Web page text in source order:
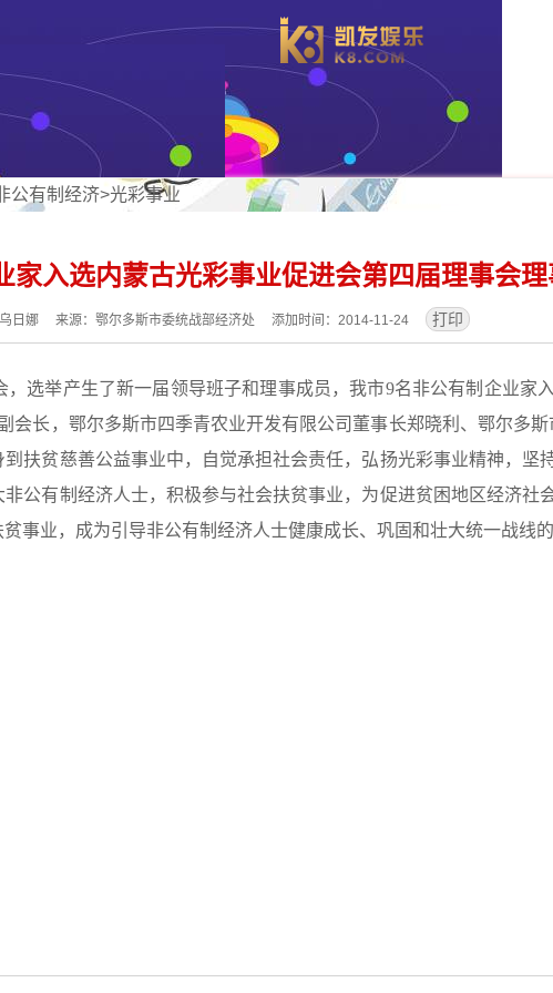
公有制经济>光彩事业
家入选内蒙古光彩事业促进会第四届理事会
日娜 来源：鄂尔多斯市委统战部经济处 添加时间：2014-11-24
，选举产生了新一届领导班子和理事成员，我市9名非公有制企业家
会长，鄂尔多斯市四季青农业开发有限公司董事长郑晓利、鄂尔多
扶贫慈善公益事业中，自觉承担社会责任，弘扬光彩事业精神，坚
公有制经济人士，积极参与社会扶贫事业，为促进贫困地区经济社
事业，成为引导非公有制经济人士健康成长、巩固和壮大统一战线的